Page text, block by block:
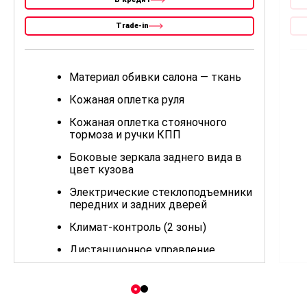
Trade-in
Материал обивки салона — ткань
Кожаная оплетка руля
Кожаная оплетка стояночного
тормоза и ручки КПП
Боковые зеркала заднего вида в
цвет кузова
Электрические стеклоподъемники
передних и задних дверей
Климат-контроль (2 зоны)
Дистанционное управление
центральным замком
Поясничная поддержка
водительского сиденья